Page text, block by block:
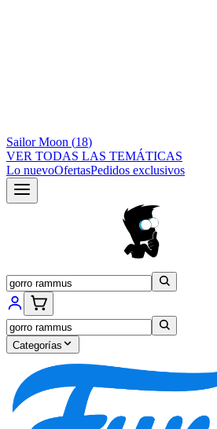
Sailor Moon (18)
VER TODAS LAS TEMÁTICAS
Lo nuevoOfertasPedidos exclusivos
Categorías